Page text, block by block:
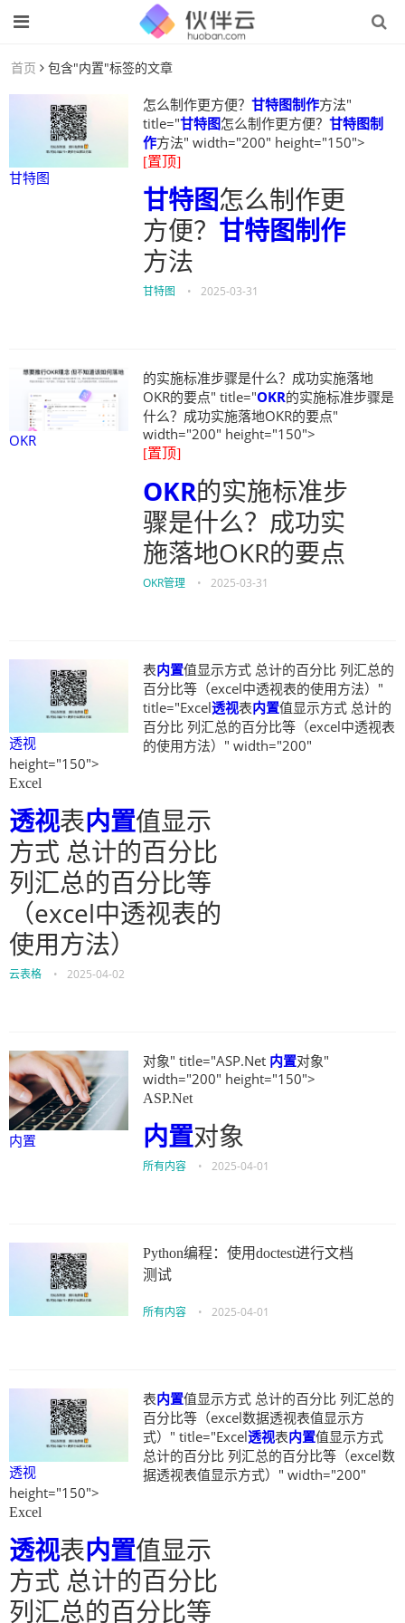
首页 包含"内置"标签的文章
甘特图
怎么制作更方便？ 甘特图制作方法"
title="甘特图怎么制作更方便？ 甘特图制
作方法" width="200" height="150">
[置顶]
甘特图怎么制作更
方便？ 甘特图制作
方法
甘特图 • 2025-03-31
OKR
的实施标准步骤是什么？成功实施落地
OKR的要点" title="OKR的实施标准步骤是
什么？成功实施落地OKR的要点"
width="200" height="150">
[置顶]
OKR的实施标准步
骤是什么？成功实
施落地OKR的要点
OKR管理 • 2025-03-31
透视
表内置值显示方式 总计的百分比 列汇总的
百分比等（excel中透视表的使用方法）"
title="Excel透视表内置值显示方式 总计的
百分比 列汇总的百分比等（excel中透视表
的使用方法）" width="200"
height="150">
Excel
透视表内置值显示
方式 总计的百分比
列汇总的百分比等
（excel中透视表的
使用方法）
云表格 • 2025-04-02
内置
对象" title="ASP.Net 内置对象"
width="200" height="150">
ASP.Net
内置对象
所有内容 • 2025-04-01
Python编程：使用doctest进行文档
测试
所有内容 • 2025-04-01
透视
表内置值显示方式 总计的百分比 列汇总的
百分比等（excel数据透视表值显示方
式）" title="Excel透视表内置值显示方式
总计的百分比 列汇总的百分比等（excel数
据透视表值显示方式）" width="200"
height="150">
Excel
透视表内置值显示
方式 总计的百分比
列汇总的百分比等